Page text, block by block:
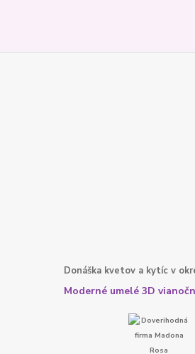
Donáška kvetov a kytíc v
Moderné umelé 3D